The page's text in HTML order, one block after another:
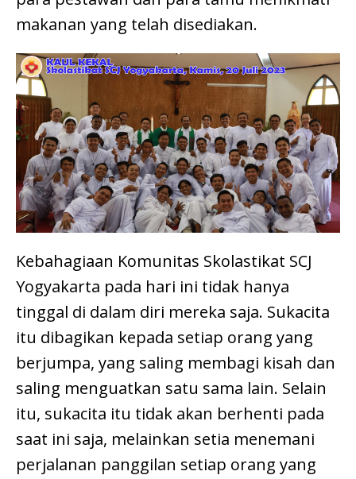
makanan yang telah disediakan.
Kebahagiaan Komunitas Skolastikat SCJ
Yogyakarta pada hari ini tidak hanya
tinggal di dalam diri mereka saja. Sukacita
itu dibagikan kepada setiap orang yang
berjumpa, yang saling membagi kisah dan
saling menguatkan satu sama lain. Selain
itu, sukacita itu tidak akan berhenti pada
saat ini saja, melainkan setia menemani
perjalanan panggilan setiap orang yang